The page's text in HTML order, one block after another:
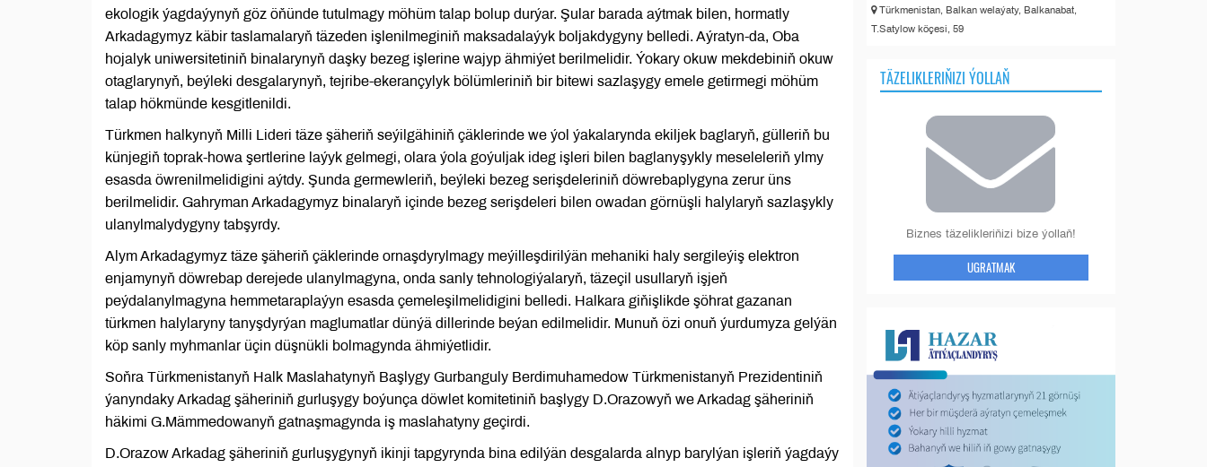
ekologik ýagdaýynyň göz öňünde tutulmagy möhüm talap bolup durýar. Şular barada aýtmak bilen, hormatly
Arkadagymyz käbir taslamalaryň täzeden işlenilmeginiň maksadalaýyk boljakdygyny belledi. Aýratyn-da, Oba
hojalyk uniwersitetiniň binalarynyň daşky bezeg işlerine wajyp ähmiýet berilmelidir. Ýokary okuw mekdebiniň okuw
otaglarynyň, beýleki desgalarynyň, tejribe-ekerançylyk bölümleriniň bir bitewi sazlaşygy emele getirmegi möhüm
talap hökmünde kesgitlenildi.
Türkmen halkynyň Milli Lideri täze şäheriň seýilgähiniň çäklerinde we ýol ýakalarynda ekiljek baglaryň, gülleriň bu
künjegiň toprak-howa şertlerine laýyk gelmegi, olara ýola goýuljak ideg işleri bilen baglanyşykly meseleleriň ylmy
esasda öwrenilmelidigini aýtdy. Şunda germewleriň, beýleki bezeg serişdeleriniň döwrebaplygyna zerur üns
berilmelidir. Gahryman Arkadagymyz binalaryň içinde bezeg serişdeleri bilen owadan görnüşli halylaryň sazlaşykly
ulanylmalydygyny tabşyrdy.
Alym Arkadagymyz täze şäheriň çäklerinde ornaşdyrylmagy meýilleşdirilýän mehaniki haly sergileýiş elektron
enjamynyň döwrebap derejede ulanylmagyna, onda sanly tehnologiýalaryň, täzeçil usullaryň işjeň
peýdalanylmagyna hemmetaraplaýyn esasda çemeleşilmelidigini belledi. Halkara giňişlikde şöhrat gazanan
türkmen halylaryny tanyşdyrýan maglumatlar dünýä dillerinde beýan edilmelidir. Munuň özi onuň ýurdumyza gelýän
köp sanly myhmanlar üçin düşnükli bolmagynda ähmiýetlidir.
Soňra Türkmenistanyň Halk Maslahatynyň Başlygy Gurbanguly Berdimuhamedow Türkmenistanyň Prezidentiniň
ýanyndaky Arkadag şäheriniň gurluşygy boýunça döwlet komitetiniň başlygy D.Orazowyň we Arkadag şäheriniň
häkimi G.Mämmedowanyň gatnaşmagynda iş maslahatyny geçirdi.
D.Orazow Arkadag şäheriniň gurluşygynyň ikinji tapgyrynda bina edilýän desgalarda alnyp barylýan işleriň ýagdaýy
Türkmenistan, Balkan welaýaty, Balkanabat,
T.Satylow köçesi, 59
TÄZELIKLERIŇIZI ÝOLLAŇ
Biznes täzelikleriňizi bize ýollaň!
UGRATMAK